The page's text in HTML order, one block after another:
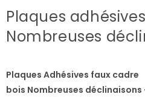
Plaques
Nombreuses
Plaques Adhésives faux cadre
bois Nombreuses déclinaisons